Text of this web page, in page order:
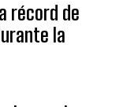
récord de
la